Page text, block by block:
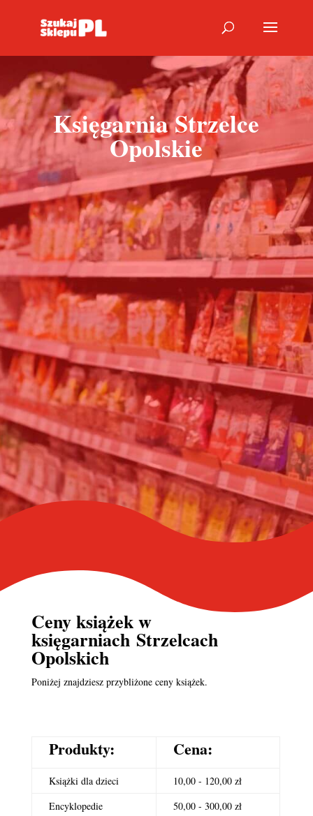
Księgarnia Strzelce
Opolskie
Ceny książek w
księgarniach Strzelcach
Opolskich
Poniżej znajdziesz przybliżone ceny książek.
Produkty: Cena:
Książki dla dzieci
10,00 - 120,00 zł
Encyklopedie
50,00 - 300,00 zł